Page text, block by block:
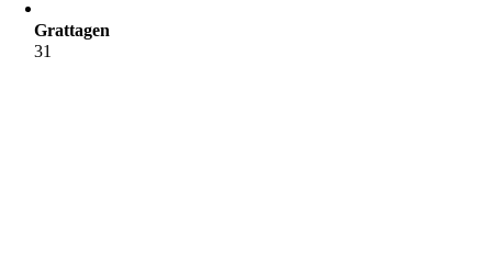
Grattagen
31